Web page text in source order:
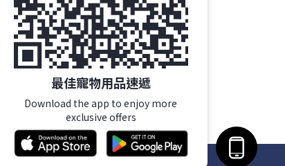
最佳寵物用品速遞
Download the app to enjoy more
exclusive offers